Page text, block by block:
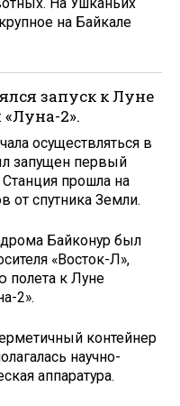
На Ушканьих
на Байкале
запуск к Луне
2».
осуществляться в
запущен первый
прошла на
от спутника Земли.
Байконур был
«Восток-Л»,
полета к Луне
2».
контейнер
научно-
аппаратура.